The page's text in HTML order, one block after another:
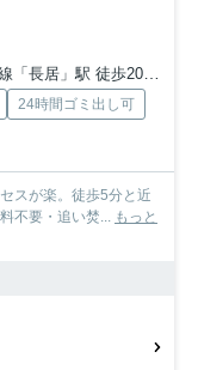
「長居」駅 徒歩20分
24時間ゴミ出し可
スが楽。徒歩5分と近
不要・追い焚...
もっと